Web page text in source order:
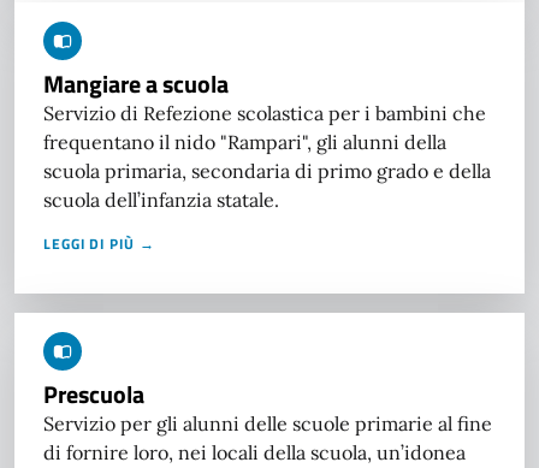
Mangiare a scuola
Servizio di Refezione scolastica per i bambini che
frequentano il nido "Rampari", gli alunni della
scuola primaria, secondaria di primo grado e della
scuola dell’infanzia statale.
LEGGI DI PIÙ →
Prescuola
Servizio per gli alunni delle scuole primarie al fine
di fornire loro, nei locali della scuola, un’idonea